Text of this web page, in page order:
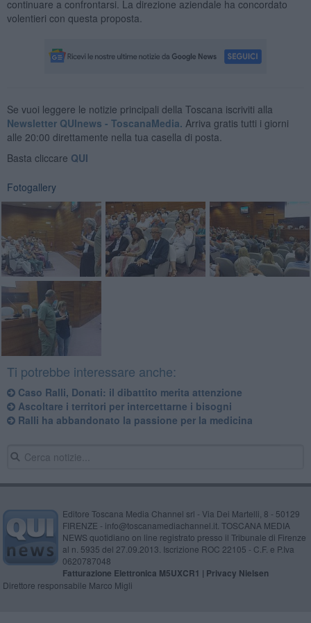
continuare a confrontarsi. La direzione aziendale ha concordato
volentieri con questa proposta.
Se vuoi leggere le notizie principali della Toscana iscriviti alla
Newsletter QUInews - ToscanaMedia. Arriva gratis tutti i giorni
alle 20:00 direttamente nella tua casella di posta.
Basta cliccare QUI
Fotogallery
Ti potrebbe interessare anche:
Caso Ralli, Donati: il dibattito merita attenzione
Ascoltare i territori per intercettarne i bisogni
​Ralli ha abbandonato la passione per la medicina
Editore Toscana Media Channel srl - Via Dei Martelli, 8 - 50129
FIRENZE - info@toscanamediachannel.it. TOSCANA MEDIA
NEWS quotidiano on line registrato presso il Tribunale di Firenze
al n. 5935 del 27.09.2013. Iscrizione ROC 22105 - C.F. e P.Iva
0620787048
Fatturazione Elettronica M5UXCR1 | Privacy Nielsen
Direttore responsabile Marco Migli